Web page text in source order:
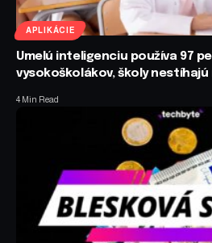
APLIKÁCIE
Umelú inteligenciu používa 97
vysokoškolákov, školy nestíhajú
4 Min Read